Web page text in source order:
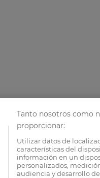
Tanto nosotros como
proporcionar:
Utilizar datos de
características del
información en un
personalizados,
audiencia y desarrollo de